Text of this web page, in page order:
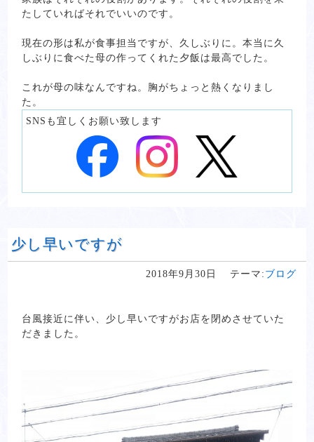
たしていればそれでいいのです。
現在の形は私が食事担当ですが、久しぶりに。本当に久
しぶりに食べた母の作ってくれた夕飯は最高でした。
これが母の味なんですね。胸がちょっと熱くなりまし
た。
SNSも宜しくお願い致します
少し早いですが
2018年9月30日 テーマ: ブログ
台風接近に伴い、少し早いですがお店を閉めさせていた
だきました。